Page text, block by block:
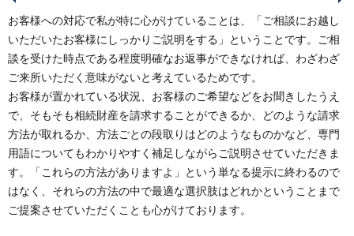
お客様への対応で私が特に心がけていることは、「ご相談にお越し
いただいたお客様にしっかりご説明をする」ということです。ご相
談を受けた時点である程度明確なお返事ができなければ、わざわざ
ご来所いただく意味がないと考えているためです。
お客様が置かれている状況、お客様のご希望などをお聞きしたうえ
で、そもそも相続財産を請求することができるか、どのような請求
方法が取れるか、方法ごとの段取りはどのようなものかなど、専門
用語についてもわかりやすく補足しながらご説明させていただきま
す。「これらの方法がありますよ」という単なる提示に終わるので
はなく、それらの方法の中で最適な選択肢はどれかということまで
ご提案させていただくことも心がけております。